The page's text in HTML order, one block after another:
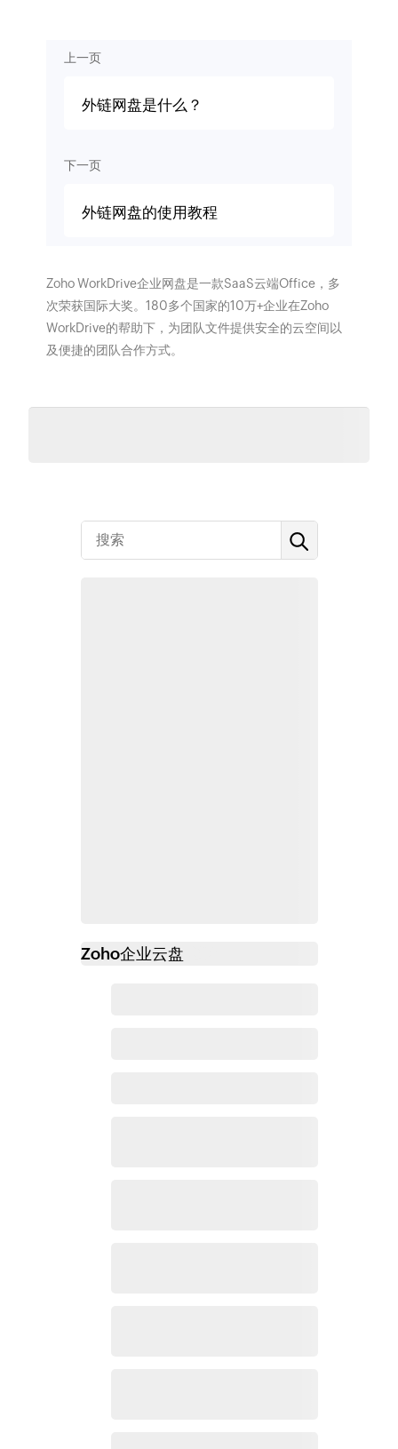
上一页
外链网盘是什么？
下一页
外链网盘的使用教程
Zoho WorkDrive企业网盘是一款SaaS云端Office，多
次荣获国际大奖。180多个国家的10万+企业在Zoho
WorkDrive的帮助下，为团队文件提供安全的云空间以
及便捷的团队合作方式。
Zoho企业云盘